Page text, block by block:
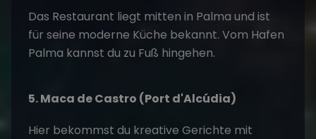
Das Restaurant liegt mitten in Palma und ist
für seine moderne Küche bekannt. Vom Hafen
Palma kannst du zu Fuß hingehen.
5. Maca de Castro (Port d'Alcúdia)
Hier bekommst du kreative Gerichte mit